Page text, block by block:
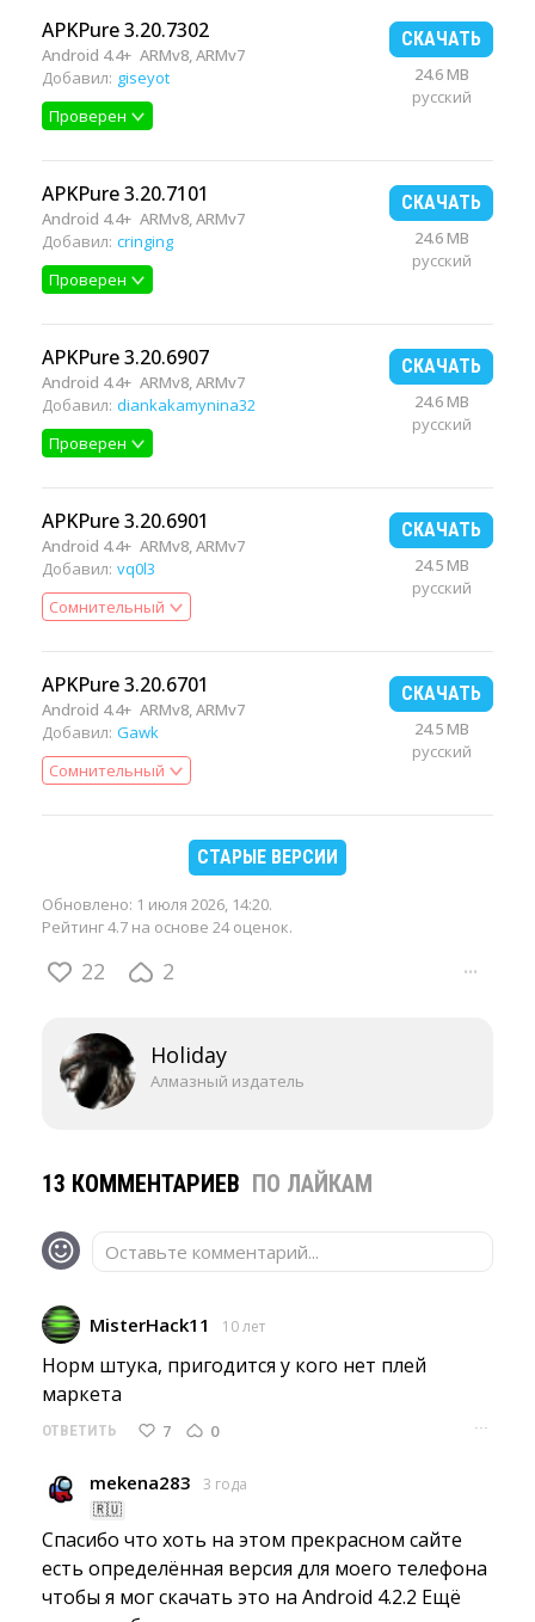
APKPure 3.20.7302
Android 4.4+ ARMv8, ARMv7
Добавил: giseyot
Проверен
СКАЧАТЬ
24.6 MB
русский
APKPure 3.20.7101
Android 4.4+ ARMv8, ARMv7
Добавил: cringing
Проверен
СКАЧАТЬ
24.6 MB
русский
APKPure 3.20.6907
Android 4.4+ ARMv8, ARMv7
Добавил: diankakamynina32
Проверен
СКАЧАТЬ
24.6 MB
русский
APKPure 3.20.6901
Android 4.4+ ARMv8, ARMv7
Добавил: vq0l3
Сомнительный
СКАЧАТЬ
24.5 MB
русский
APKPure 3.20.6701
Android 4.4+ ARMv8, ARMv7
Добавил: Gawk
Сомнительный
СКАЧАТЬ
24.5 MB
русский
СТАРЫЕ ВЕРСИИ
Обновлено: 1 июля 2026, 14:20.
Рейтинг 4.7 на основе 24 оценок.
22 2 ···
Holiday
Алмазный издатель
13 КОММЕНТАРИЕВ ПО ЛАЙКАМ
Оставьте комментарий...
MisterHack11 10 лет
Норм штука, пригодится у кого нет плей
маркета
ОТВЕТИТЬ 7 0 ···
mekena283
3 года
🇷🇺
Спасибо что хоть на этом прекрасном сайте
есть определённая версия для моего телефона
чтобы я мог скачать это на Android 4.2.2 Ещё